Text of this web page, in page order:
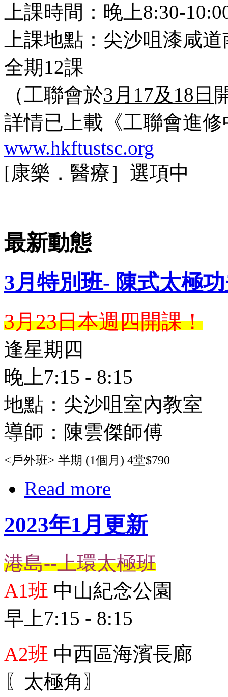
上課時間：晚上8:30-
上課地點：尖沙咀漆咸
全期12課
（工聯會於3月17及18日
詳情已上載《工聯會進
www.hkftustsc.org
[康樂．醫療］選項中
最新動態
3月特別班- 陳式太極
3月23日本週四開課！
逢星期四
晚上7:15 - 8:15
地點：尖沙咀室內教室
導師：陳雲傑師傅
<戶外班> 半期 (1個月) 4堂$790
Read more
2023年1月更新
港島--上環太極班
A1班 中山紀念公園
早上7:15 - 8:15
A2班 中西區海濱長廊
〖太極角〗